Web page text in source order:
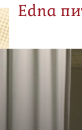
Edna